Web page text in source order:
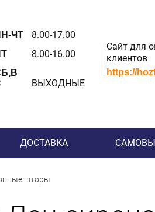
ЧТ 8.00-17.00
8.00-16.00
ВЫХОДНЫЕ
Сайт для
клиентов
https://
ДОСТАВКА
шторы